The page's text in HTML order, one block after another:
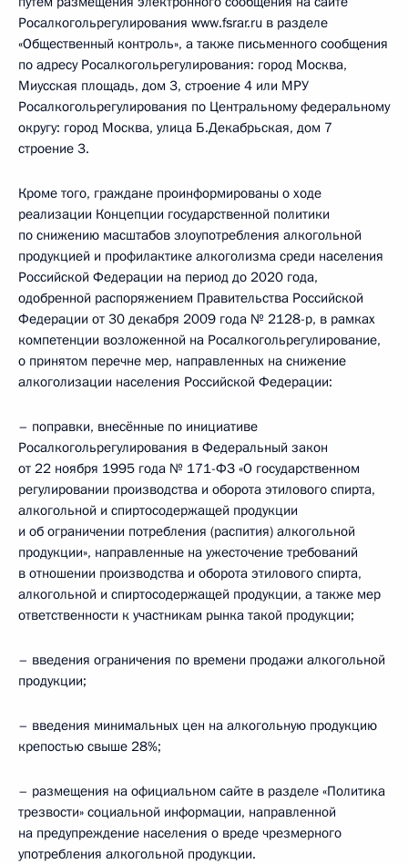
Росалкогольрегулирования www.fsrar.ru в разделе
«Общественный контроль», а также письменного сообщения
по адресу Росалкогольрегулирования: город Москва,
Миусская площадь, дом 3, строение 4 или МРУ
Росалкогольрегулирования по Центральному федеральному
округу: город Москва, улица Б.Декабрьская, дом 7
строение 3.
Кроме того, граждане проинформированы о ходе
реализации Концепции государственной политики
по снижению масштабов злоупотребления алкогольной
продукцией и профилактике алкоголизма среди населения
Российской Федерации на период до 2020 года,
одобренной распоряжением Правительства Российской
Федерации от 30 декабря 2009 года № 2128-р, в рамках
компетенции возложенной на Росалкогольрегулирование,
о принятом перечне мер, направленных на снижение
алкоголизации населения Российской Федерации:
– поправки, внесённые по инициативе
Росалкогольрегулирования в Федеральный закон
от 22 ноября 1995 года № 171-ФЗ «О государственном
регулировании производства и оборота этилового спирта,
алкогольной и спиртосодержащей продукции
и об ограничении потребления (распития) алкогольной
продукции», направленные на ужесточение требований
в отношении производства и оборота этилового спирта,
алкогольной и спиртосодержащей продукции, а также мер
ответственности к участникам рынка такой продукции;
– введения ограничения по времени продажи алкогольной
продукции;
– введения минимальных цен на алкогольную продукцию
крепостью свыше 28%;
– размещения на официальном сайте в разделе «Политика
трезвости» социальной информации, направленной
на предупреждение населения о вреде чрезмерного
употребления алкогольной продукции.